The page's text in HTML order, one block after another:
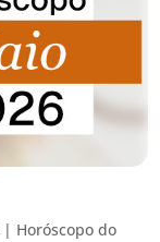
| Horóscopo do